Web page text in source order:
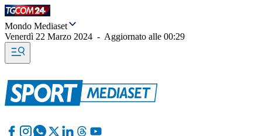
Mondo Mediaset
Venerdì 22 Marzo 2024 - Aggiornato alle 00:29